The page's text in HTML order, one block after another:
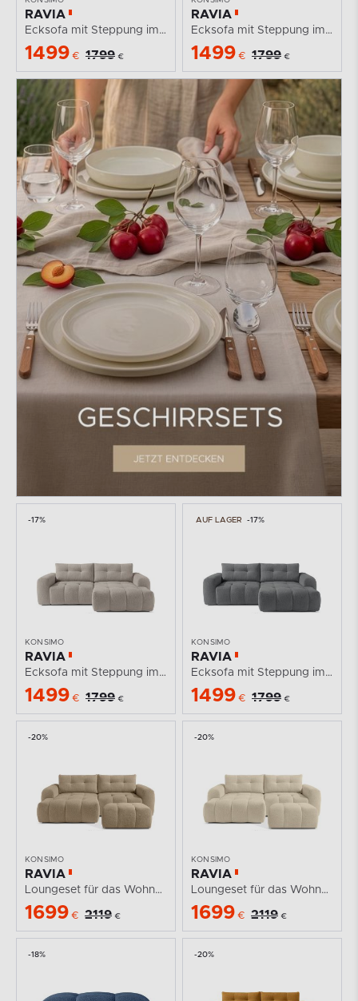
RAVIA
Ecksofa mit Steppung im Japandi-Boucle-Stil rechts...
1499 € 1799 €
RAVIA
Ecksofa mit Steppung im Japandi-Boucle-Stil rechts...
1499 € 1799 €
-17%
KONSIMO
RAVIA
Ecksofa mit Steppung im Japandi-Boucle-Stil rechts grau
1499 € 1799 €
AUF LAGER -17%
KONSIMO
RAVIA
Ecksofa mit Steppung im Japandi-Boucle-Stil rechts...
1499 € 1799 €
-20%
KONSIMO
RAVIA
Loungeset für das Wohnzimmer im Japandi-Stil Boucle...
1699 € 2119 €
-20%
KONSIMO
RAVIA
Loungeset für das Wohnzimmer im Japandi-Stil Boucle...
1699 € 2119 €
-18% -20%